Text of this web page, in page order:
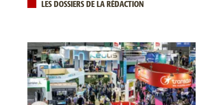
LES DOSSIERS DE LA RÉDACTION